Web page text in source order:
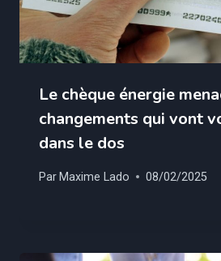
Le chèque énergie
changements qui vont
dans le dos
Par Maxime Lado 08/02/2025